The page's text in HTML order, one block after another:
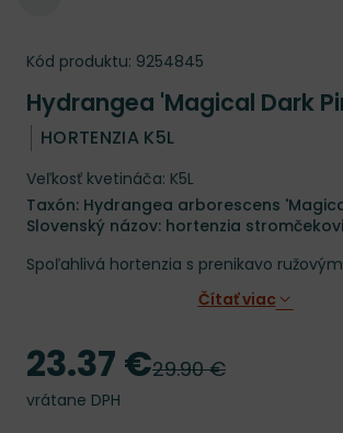
Kód produktu: 9254845
Hydrangea 'Magical Dark
HORTENZIA K5L
Veľkosť kvetináča: K5L
Taxón: Hydrangea arborescens
Slovenský názov: hortenzia
Spoľahlivá hortenzia s prenikavo
Čítať viac
Pôvodná cena
29.90 €
Cena
23.37 €
vrátane DPH